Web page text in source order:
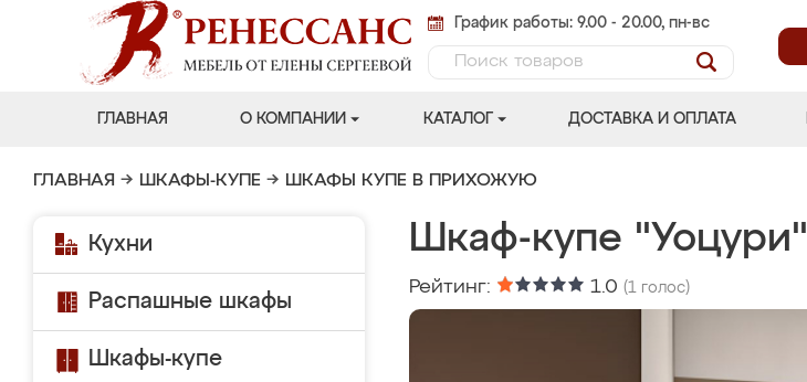
График работы: 9.00 - 20.00, пн-вс
ГЛАВНАЯ О КОМПАНИИ КАТАЛОГ ДОСТАВКА И ОПЛАТА
ГЛАВНАЯ → ШКАФЫ-КУПЕ → ШКАФЫ КУПЕ В ПРИХОЖУЮ
Кухни
Распашные шкафы
Шкафы-купе
Шкаф-купе "Уоцури"
Рейтинг: 1.0 (1 голос)